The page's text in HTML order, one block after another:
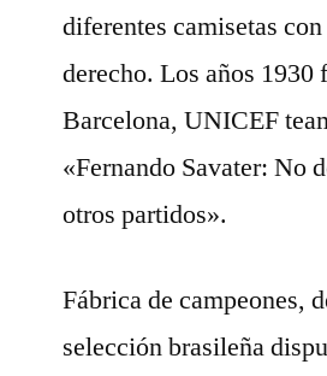
diferentes camisetas
derecho. Los años
Barcelona, UNICEF
«Fernando Savater: No
otros partidos».
Fábrica de campeones,
selección brasileña